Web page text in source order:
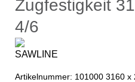
Zugfestigkeit
4/6
Artikelnummer: 101000 3160 x